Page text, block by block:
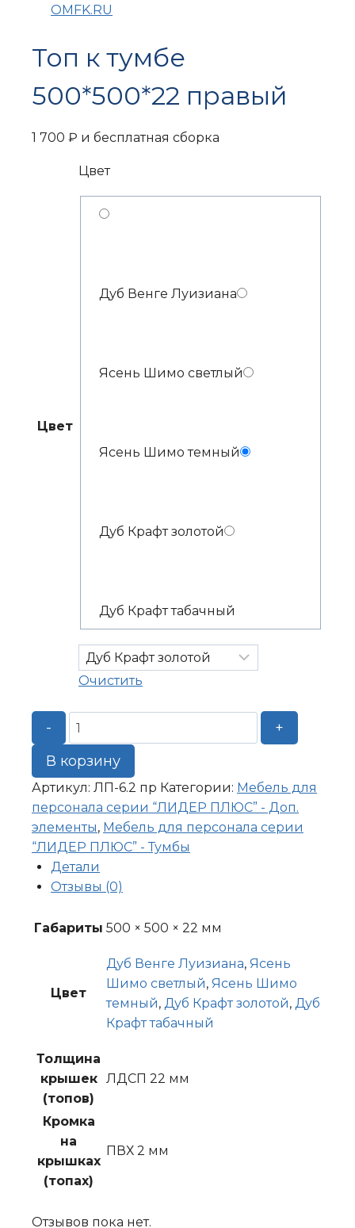
Топ к тумбе
500*500*22 правый
1 700 ₽ и бесплатная сборка
Цвет
Цвет
Дуб Венге Луизиана
Ясень Шимо светлый
Ясень Шимо темный
Дуб Крафт золотой
Дуб Крафт табачный
Очистить
-
Количество
товара
Топ
к
тумбе
500*500*22
правый
+
В корзину
Артикул: ЛП-6.2 пр Категории: Мебель для
персонала серии “ЛИДЕР ПЛЮС” - Доп.
элементы, Мебель для персонала серии
“ЛИДЕР ПЛЮС” - Тумбы
Детали
Отзывы (0)
Габариты 500 × 500 × 22 мм
Цвет
Дуб Венге Луизиана, Ясень
Шимо светлый, Ясень Шимо
темный, Дуб Крафт золотой, Дуб
Крафт табачный
Толщина
крышек
(топов)
ЛДСП 22 мм
Кромка
на
крышках
(топах)
ПВХ 2 мм
Отзывов пока нет.